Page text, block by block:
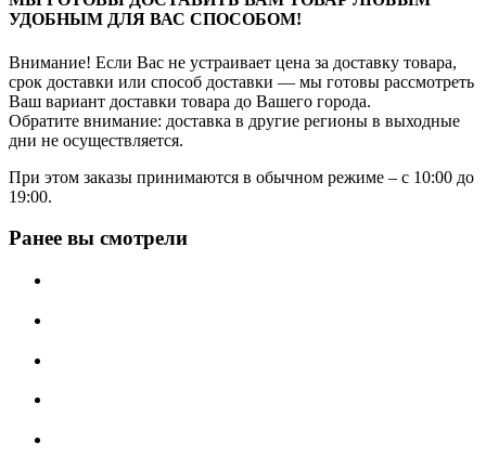
УДОБНЫМ ДЛЯ ВАС СПОСОБОМ!
Внимание! Если Вас не устраивает цена за доставку товара,
срок доставки или способ доставки — мы готовы рассмотреть
Ваш вариант доставки товара до Вашего города.
Обратите внимание: доставка в другие регионы в выходные
дни не осуществляется.
При этом заказы принимаются в обычном режиме – с 10:00 до
19:00.
Ранее вы смотрели